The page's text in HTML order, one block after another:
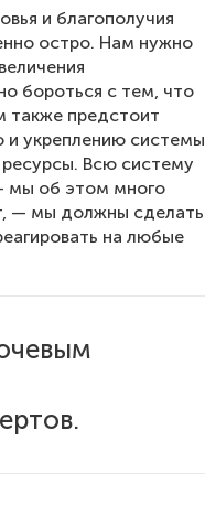
и благополучия
остро. Нам нужно
бороться с тем, что
также предстоит
и укреплению системы
Всю систему
мы об этом много
— мы должны сделать
на любые